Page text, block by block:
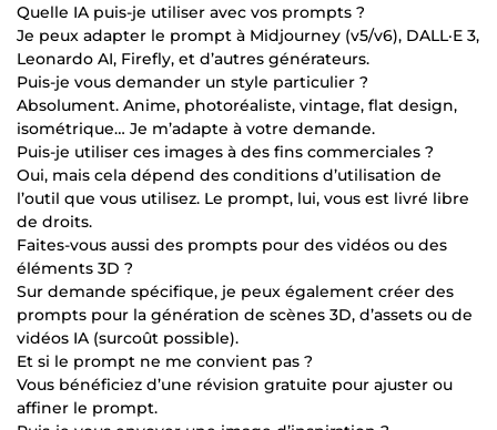
Quelle IA puis-je utiliser avec vos prompts ?
Je peux adapter le prompt à Midjourney (v5/v6), DALL·E 3,
Leonardo AI, Firefly, et d’autres générateurs.
Puis-je vous demander un style particulier ?
Absolument. Anime, photoréaliste, vintage, flat design,
isométrique… Je m’adapte à votre demande.
Puis-je utiliser ces images à des fins commerciales ?
Oui, mais cela dépend des conditions d’utilisation de
l’outil que vous utilisez. Le prompt, lui, vous est livré libre
de droits.
Faites-vous aussi des prompts pour des vidéos ou des
éléments 3D ?
Sur demande spécifique, je peux également créer des
prompts pour la génération de scènes 3D, d’assets ou de
vidéos IA (surcoût possible).
Et si le prompt ne me convient pas ?
Vous bénéficiez d’une révision gratuite pour ajuster ou
affiner le prompt.